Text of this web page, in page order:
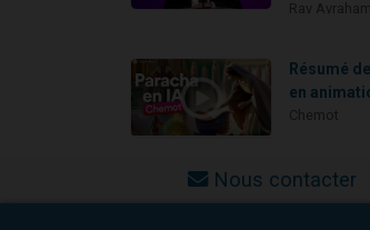
Résumé
en
Nous contacter